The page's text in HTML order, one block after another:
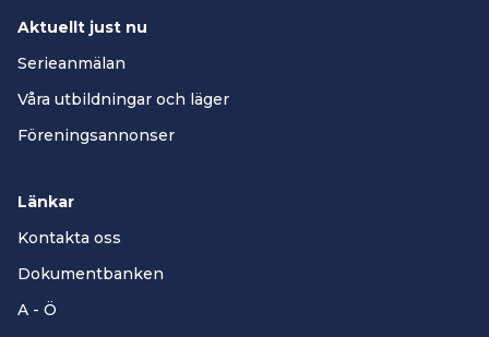
Aktuellt just nu
Serieanmälan
Våra utbildningar och läger
Föreningsannonser
Länkar
Kontakta oss
Dokumentbanken
A - Ö